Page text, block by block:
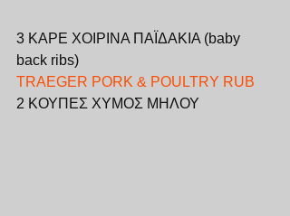
3 ΚΑΡΕ ΧΟΙΡΙΝΑ ΠΑΪΔΑΚΙΑ (baby
back ribs)
TRAEGER PORK & POULTRY RUB
2 ΚΟΥΠΕΣ ΧΥΜΟΣ ΜΗΛΟΥ